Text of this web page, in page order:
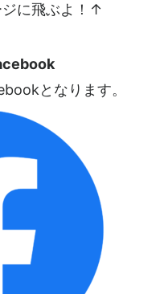
に飛ぶよ！↑
となります。